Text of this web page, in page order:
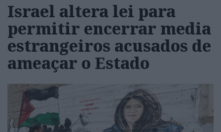
Israel altera lei para
permitir encerrar media
estrangeiros acusados de
ameaçar o Estado